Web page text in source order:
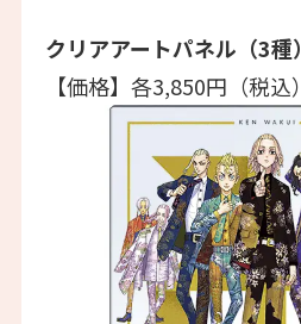
クリアアートパネル（3種）
【価格】各3,850円（税込）